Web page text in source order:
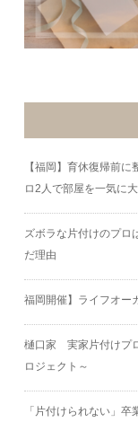
【福岡】育休復帰前
ロ2人で部屋を一気に大
ズボラな片付けのプロ
だ理由
福岡開催】ライフオ
樋口家 実家片付けプ
ロジェクト～
「片付けられない」